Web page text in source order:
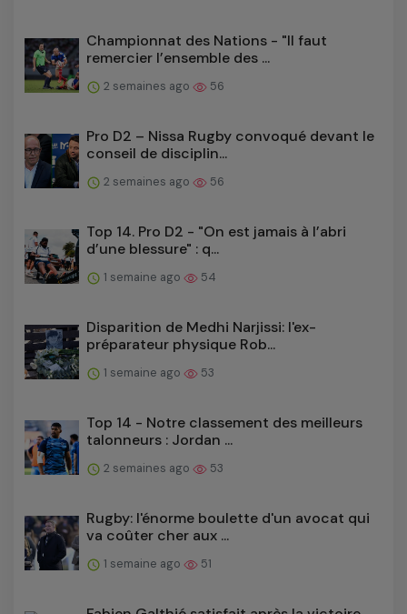
Championnat des Nations - "Il faut
remercier l’ensemble des ...
2 semaines ago 56
Pro D2 – Nissa Rugby convoqué devant le
conseil de disciplin...
2 semaines ago 56
Top 14. Pro D2 - "On est jamais à l’abri
d’une blessure" : q...
1 semaine ago 54
Disparition de Medhi Narjissi: l'ex-
préparateur physique Rob...
1 semaine ago 53
Top 14 - Notre classement des meilleurs
talonneurs : Jordan ...
2 semaines ago 53
Rugby: l'énorme boulette d'un avocat qui
va coûter cher aux ...
1 semaine ago 51